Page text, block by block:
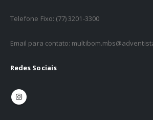
Telefone Fixo: (77) 3201-3300
Email para contato:
Redes Sociais